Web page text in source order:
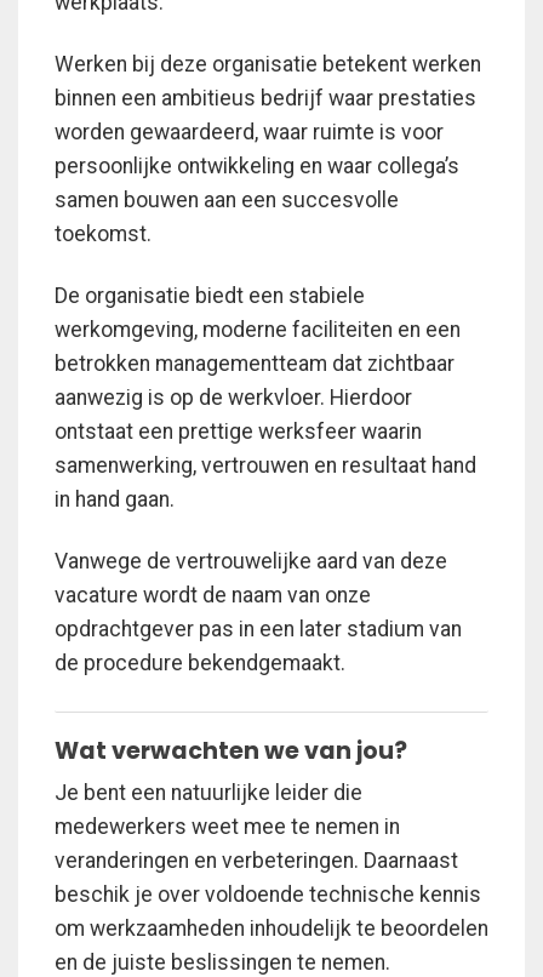
Werken bij deze organisatie betekent werken
binnen een ambitieus bedrijf waar prestaties
worden gewaardeerd, waar ruimte is voor
persoonlijke ontwikkeling en waar collega’s
samen bouwen aan een succesvolle
toekomst.
De organisatie biedt een stabiele
werkomgeving, moderne faciliteiten en een
betrokken managementteam dat zichtbaar
aanwezig is op de werkvloer. Hierdoor
ontstaat een prettige werksfeer waarin
samenwerking, vertrouwen en resultaat hand
in hand gaan.
Vanwege de vertrouwelijke aard van deze
vacature wordt de naam van onze
opdrachtgever pas in een later stadium van
de procedure bekendgemaakt.
Wat verwachten we van jou?
Je bent een natuurlijke leider die
medewerkers weet mee te nemen in
veranderingen en verbeteringen. Daarnaast
beschik je over voldoende technische kennis
om werkzaamheden inhoudelijk te beoordelen
en de juiste beslissingen te nemen.